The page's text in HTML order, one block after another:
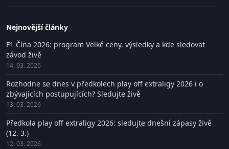
Nejnovější články
F1 Čína 2026: program Velké ceny, výsledky a kde sledovat
závod živě
14. 03. 2026
Rozhodne se dnes v předkolech play off extraligy 2026 i o
zbývajících postupujících? Sledujte živě
13. 03. 2026
Předkola play off extraligy 2026: sledujte dnešní zápasy živě
(12. 3.)
12. 03. 2026